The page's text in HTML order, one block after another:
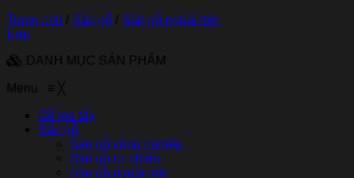
Trang chủ / Sàn gỗ / Sàn gỗ ngoài trời
Lọc
DANH MỤC SẢN PHẨM
Menu ≡ ╳
Gỗ me tây
Sàn gỗ
Sàn gỗ công nghiệp
Sàn gỗ tự nhiên
Sàn gỗ ngoài trời